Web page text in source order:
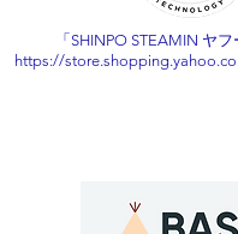
「SHINPO STEAMIN ヤフ
https://